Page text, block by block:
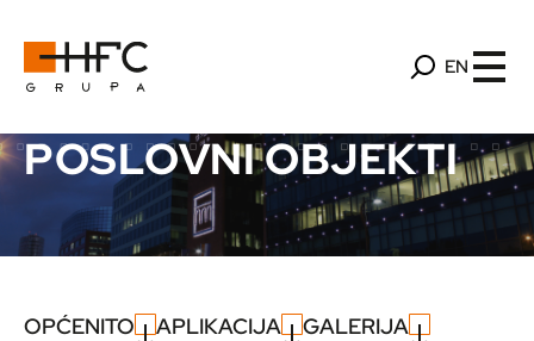
EN
POSLOVNI OBJEKTI
OPĆENITO APLIKACIJA GALERIJA